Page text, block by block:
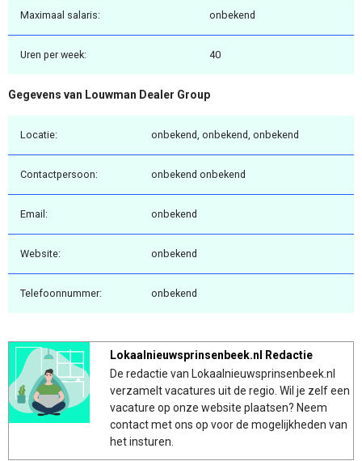
Maximaal salaris: onbekend
Uren per week: 40
Gegevens van Louwman Dealer Group
Locatie: onbekend, onbekend, onbekend
Contactpersoon: onbekend onbekend
Email: onbekend
Website: onbekend
Telefoonnummer: onbekend
Lokaalnieuwsprinsenbeek.nl Redactie
De redactie van Lokaalnieuwsprinsenbeek.nl
verzamelt vacatures uit de regio. Wil je zelf een
vacature op onze website plaatsen? Neem
contact met ons op voor de mogelijkheden van
het insturen.